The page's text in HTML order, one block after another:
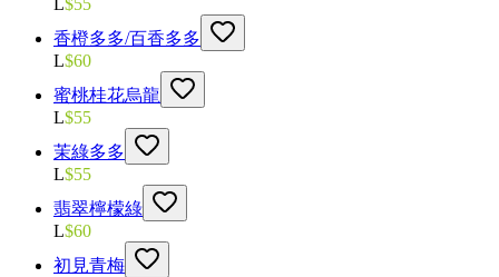
L$55
香橙多多/百香多多
L$60
蜜桃桂花烏龍
L$55
茉綠多多
L$55
翡翠檸檬綠
L$60
初見青梅